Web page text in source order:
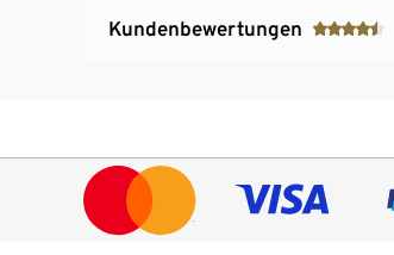
Kundenbewertungen